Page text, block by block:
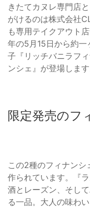
きたてカヌレ専門店
がけるのは株式会社
も専用テイクアウト
年の5月15日から約
子『リッチバニラフ
ンシェ』が登場します
限定発売のフ
この2種のフィナンシ
作られています。『
酒とレーズン、そし
る一品。大人の味わ